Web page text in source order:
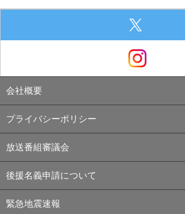
会社概要
プライバシーポリシー
放送番組審議会
後援名義申請について
緊急地震速報